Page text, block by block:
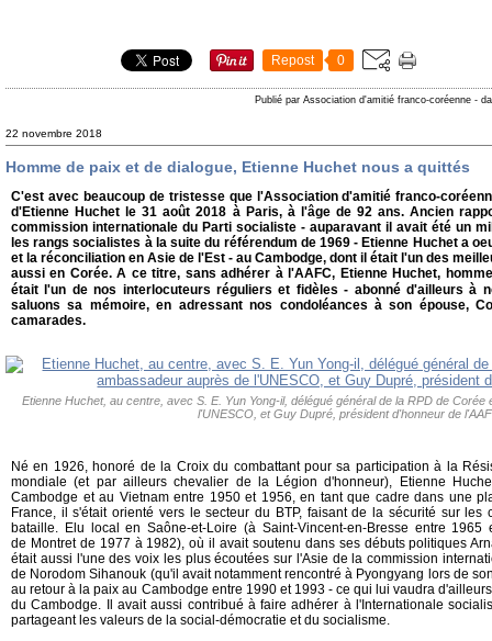
Repost 0
Publié par Association d'amitié franco-coréenne -
22 novembre 2018
Homme de paix et de dialogue, Etienne Huchet nous a quittés
C'est avec beaucoup de tristesse que l'Association d'amitié franco-
d'Etienne Huchet le 31 août 2018 à Paris, à l'âge de 92 ans. Ancien
commission internationale du Parti socialiste - auparavant il avait été un
les rangs socialistes à la suite du référendum de 1969 - Etienne Huchet a
et la réconciliation en Asie de l'Est - au Cambodge, dont il était l'un des
aussi en Corée. A ce titre, sans adhérer à l'AAFC, Etienne Huchet,
était l'un de nos interlocuteurs réguliers et fidèles - abonné d'ailleurs à
saluons sa mémoire, en adressant nos condoléances à son épouse,
camarades.
Etienne Huchet, au centre, avec S. E. Yun Yong-il, délégué général de la RPD de
l'UNESCO, et Guy Dupré, président d'honneur de
Né en 1926, honoré de la Croix du combattant pour sa participation à la
mondiale (et par ailleurs chevalier de la Légion d'honneur), Etienne
Cambodge et au Vietnam entre 1950 et 1956, en tant que cadre dans une
France, il s'était orienté vers le secteur du BTP, faisant de la sécurité sur
bataille. Elu local en Saône-et-Loire (à Saint-Vincent-en-Bresse entre
de Montret de 1977 à 1982), où il avait soutenu dans ses débuts politiques
était aussi l'une des voix les plus écoutées sur l'Asie de la commission
de Norodom Sihanouk (qu'il avait notamment rencontré à Pyongyang lors de
au retour à la paix au Cambodge entre 1990 et 1993 - ce qui lui vaudra
du Cambodge. Il avait aussi contribué à faire adhérer à l'Internationale
partageant les valeurs de la social-démocratie et du socialisme.